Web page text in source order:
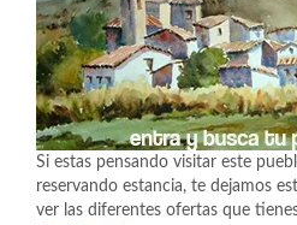
Si estas pensando visitar este
reservando estancia, te dejamos
ver las diferentes ofertas que